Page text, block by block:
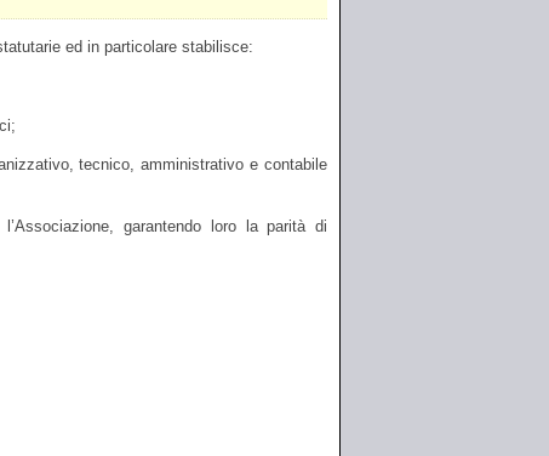
ed in particolare stabilisce:
tecnico, amministrativo e contabile
garantendo loro la parità di